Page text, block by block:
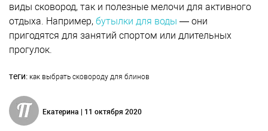
виды сковород, так и полезные мелочи для активного
отдыха. Например, бутылки для воды — они
пригодятся для занятий спортом или длительных
прогулок.
теги: как выбрать сковороду для блинов
Екатерина | 11 октября 2020